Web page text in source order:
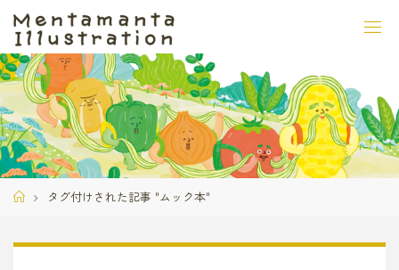
テ
ン
ツ
へ
ス
キ
ホ
タグ付けされた記事 "ムック本"